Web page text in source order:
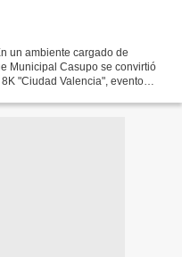
un ambiente cargado de
Municipal Casupo se convirtió
"Ciudad Valencia", evento